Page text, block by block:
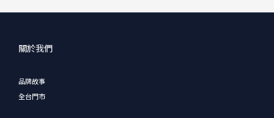
關於我們
品牌故事
全台門市